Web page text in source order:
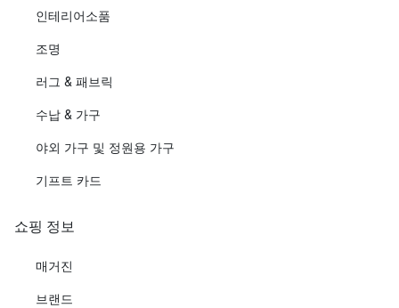
인테리어소품
조명
러그 & 패브릭
수납 & 가구
야외 가구 및 정원용 가구
기프트 카드
쇼핑 정보
매거진
브랜드